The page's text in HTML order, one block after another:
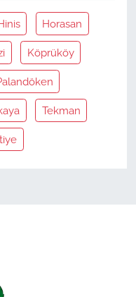
Horasan
Köprüköy
Tekman